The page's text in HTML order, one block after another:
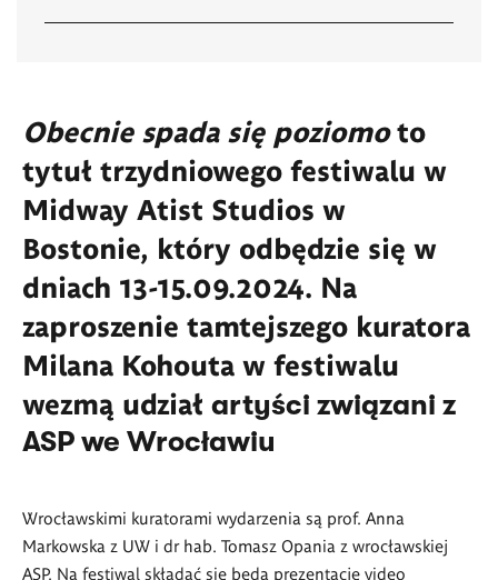
Obecnie spada się poziomoto
tytuł trzydniowego festiwalu w
Midway Atist Studios w
Bostonie, który odbędzie się w
dniach 13-15.09.2024. Na
zaproszenie tamtejszego kuratora
Milana Kohouta w festiwalu
wezmą udział artyści związani z
ASP we Wrocławiu
Wrocławskimi kuratorami wydarzenia są prof. Anna
Markowska z UW i dr hab. Tomasz Opania z wrocławskiej
ASP. Na festiwal składać się będą prezentacje video